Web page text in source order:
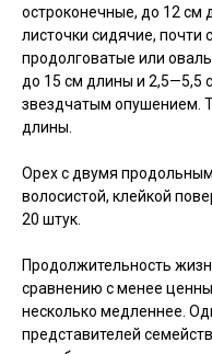
остроконечные, до 12 см
листочки сидячие, почти
продолговатые или
до 15 см длины и 2,5—5,5
звездчатым опушением.
длины.
Орех с двумя
волосистой, клейкой
20 штук.
Продолжительность
сравнению с менее
несколько медленнее.
представителей